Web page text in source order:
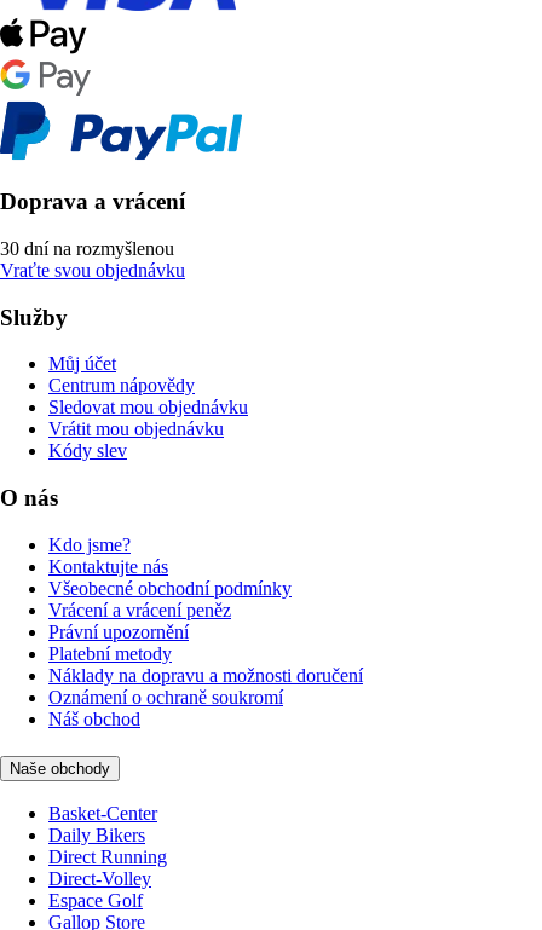
Doprava a vrácení
30 dní na rozmyšlenou
Vraťte svou objednávku
Služby
Můj účet
Centrum nápovědy
Sledovat mou objednávku
Vrátit mou objednávku
Kódy slev
O nás
Kdo jsme?
Kontaktujte nás
Všeobecné obchodní podmínky
Vrácení a vrácení peněz
Právní upozornění
Platební metody
Náklady na dopravu a možnosti doručení
Oznámení o ochraně soukromí
Náš obchod
Naše obchody
Basket-Center
Daily Bikers
Direct Running
Direct-Volley
Espace Golf
Gallop Store